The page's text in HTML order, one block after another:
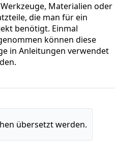
Materialien oder
die man für ein
benötigt. Einmal
können diese
in Anleitungen verwendet
übersetzt werden.